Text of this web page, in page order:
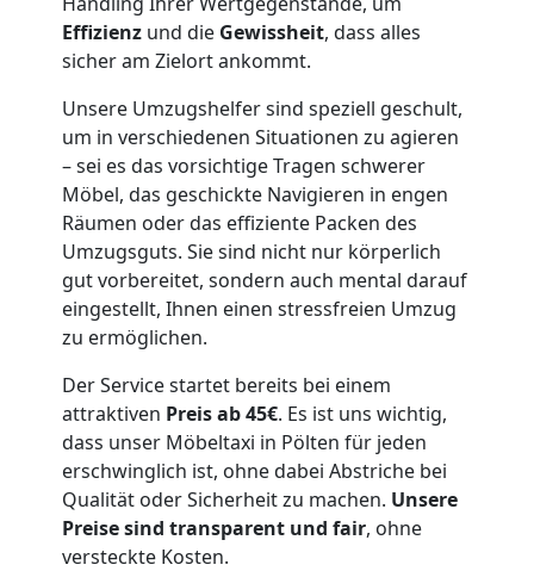
Effizienz und die Gewissheit, dass alles
sicher am Zielort ankommt.
Unsere Umzugshelfer sind speziell geschult,
um in verschiedenen Situationen zu agieren
– sei es das vorsichtige Tragen schwerer
Möbel, das geschickte Navigieren in engen
Räumen oder das effiziente Packen des
Umzugsguts. Sie sind nicht nur körperlich
gut vorbereitet, sondern auch mental darauf
eingestellt, Ihnen einen stressfreien Umzug
zu ermöglichen.
Der Service startet bereits bei einem
attraktiven Preis ab 45€. Es ist uns wichtig,
dass unser Möbeltaxi in Pölten für jeden
erschwinglich ist, ohne dabei Abstriche bei
Qualität oder Sicherheit zu machen. Unsere
Preise sind transparent und fair, ohne
versteckte Kosten.
Firmenumzug
Pölten
Büroumzug
Pölten
Expressumzug
Pölten
Tragehilfe